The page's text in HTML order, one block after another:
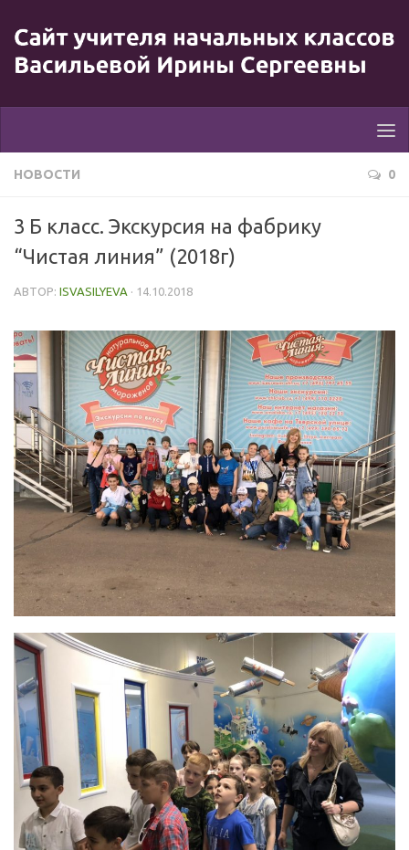
НОВОСТИ 0
3 Б класс. Экскурсия на фабрику
“Чистая линия” (2018г)
АВТОР: ISVASILYEVA · 14.10.2018